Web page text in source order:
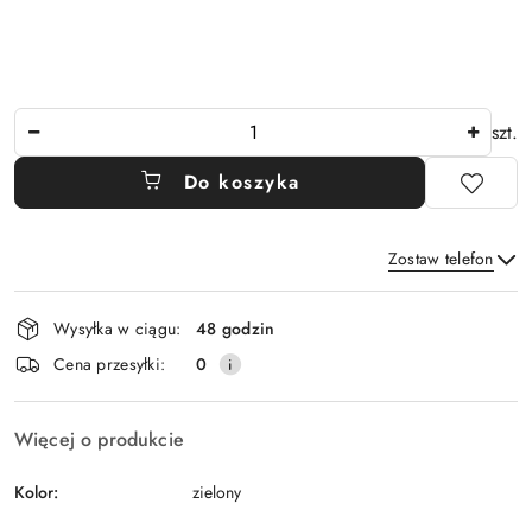
szt.
Do koszyka
Zostaw telefon
Wyślij
Dostępność
i
dostawa
Wysyłka w ciągu:
48 godzin
Cena przesyłki:
0
Więcej o produkcie
Kolor: zielony